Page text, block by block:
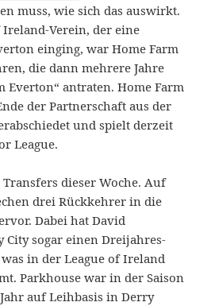
muss, wie sich das auswirkt.
Ireland-Verein, der eine
einging, war Home Farm
die dann mehrere Jahre
Everton“ antraten. Home Farm
der Partnerschaft aus der
und spielt derzeit
League.
dieser Woche. Auf
drei Rückkehrer in die
Dabei hat David
City sogar einen Dreijahres-
in der League of Ireland
Parkhouse war in der Saison
auf Leihbasis in Derry